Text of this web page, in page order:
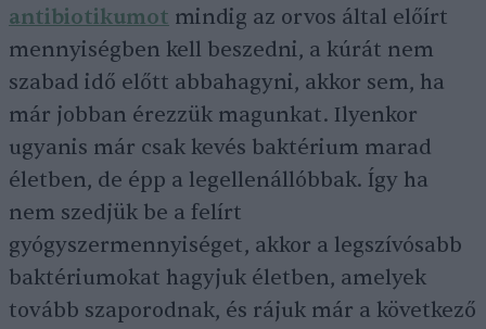
antibiotikumot mindig az orvos által előírt
mennyiségben kell beszedni, a kúrát nem
szabad idő előtt abbahagyni, akkor sem, ha
már jobban érezzük magunkat. Ilyenkor
ugyanis már csak kevés baktérium marad
életben, de épp a legellenállóbbak. Így ha
nem szedjük be a felírt
gyógyszermennyiséget, akkor a legszívósabb
baktériumokat hagyjuk életben, amelyek
tovább szaporodnak, és rájuk már a következő